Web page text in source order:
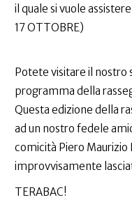
il quale si vuole
17 OTTOBRE)
Potete visitare il nostro
programma della
Questa edizione della
ad un nostro fedele
comicità Piero Maurizio
improvvisamente
TERABAC!